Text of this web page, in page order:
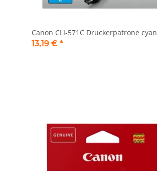
Canon CLI-571C Druckerpatrone cyan
13,19 € *